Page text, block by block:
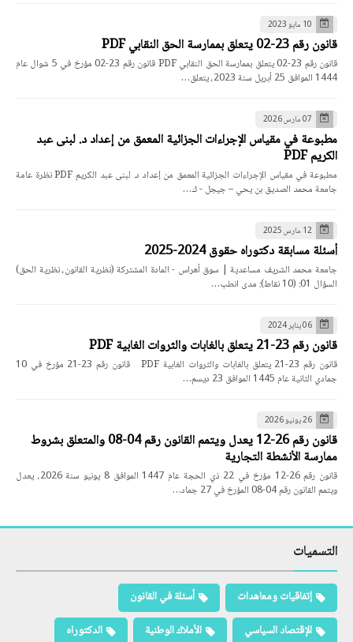
10 مايو 2023
قانون رقم 23-02 يتعلق بممارسة الحق النقابي PDF
قانون رقم 23-02 يتعلق بممارسة الحق النقابي PDF قانون رقم 23-02 مؤرخ في 5 شوال عام
1444 الموافق 25 أبريل سنة 2023، يتعلق…
07 مارس 2026
مطبوعة في مقياس الإجراءات الجزائية المعمق من إعداد د. لبنى عبد
الكريم PDF
مطبوعة في مقياس الإجراءات الجزائية المعمق من إعداد د. لبنى عبد الكريم PDF نظرة عامة
جامعة محمد الصديق بن يحي – جيجل - ك…
12 مارس 2025
أسئلة مسابقة دكتوراه حقوق 2024-2025
جامعة محمد الشريف مساعدية | سوق أهراس - المادة المشتركة (نظرية القانون، نظرية الحق)
السؤال 01: (10 نقاط): مدى انطب…
06 يناير 2024
قانون رقم 23-21 يتعلق بالغابات والثروات الغابية PDF
قانون رقم 23-21 يتعلق بالغابات والثروات الغابية PDF قانون رقم 23-21 مؤرخ في 10
جمادي الثانية عام 1445 الموافق 23 ديسم…
26 يونيو 2026
قانون رقم 26-12 يعدل ويتمم القانون رقم 04-08 والمتعلق بشروط
ممارسة الأنشطة التجارية
قانون رقم 26-12 مؤرخ في 22 ذي الحجة عام 1447 الموافق 8 يونيو سنة 2026، يعدل
ويتمم القانون رقم 04-08 المؤرخ في 27 جماد…
التسميات
إتفاقيات ومعاهدات
أسئلة في القانون
الإقتصاد السياسي
الأملاك الوطنية
الدكتوراه